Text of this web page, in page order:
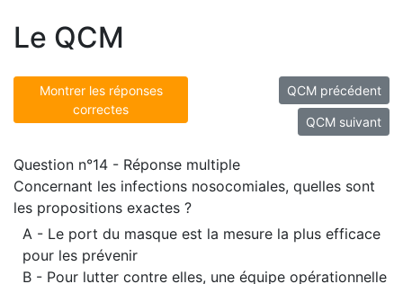
Le QCM
Montrer les réponses
correctes
QCM précédent
QCM suivant
Question n°14 - Réponse multiple
Concernant les infections nosocomiales, quelles sont
les propositions exactes ?
A - Le port du masque est la mesure la plus efficace
pour les prévenir
B - Pour lutter contre elles, une équipe opérationnelle